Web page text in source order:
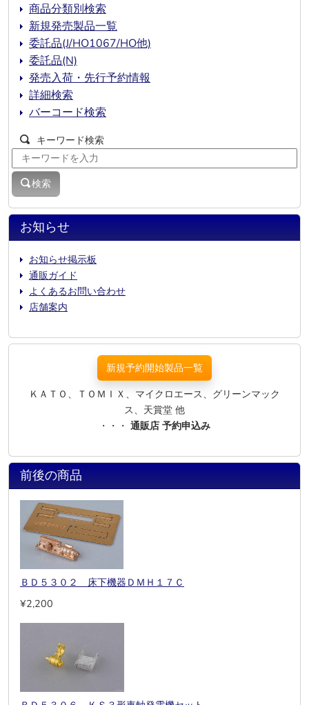
お知らせ
お知らせ掲示板
通販ガイド
よくあるお問い合わせ
店舗案内
商品分類別検索
新規発売製品一覧
委託品(J/HO1067/HO他)
委託品(N)
発売入荷・先行予約情報
詳細検索
バーコード検索
キーワード検索
検索
新規予約開始製品一覧
ＫＡＴＯ、ＴＯＭＩＸ、マイクロエース、グリーンマック
ス、天賞堂 他
・・・ 通販店 予約申込み
前後の商品
ＢＤ５３０２ 床下機器ＤＭＨ１７Ｃ
¥2,200